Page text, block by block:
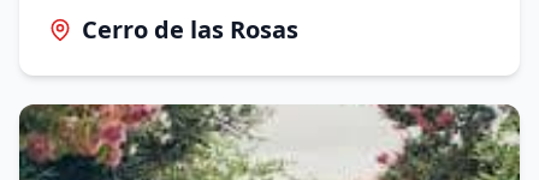
Cerro de las Rosas